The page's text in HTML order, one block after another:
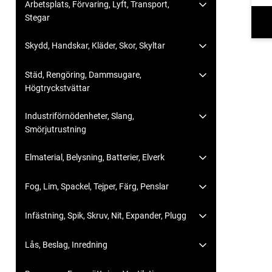
Arbetsplats, Förvaring, Lyft, Transport,
Stegar
Skydd, Handskar, Kläder, Skor, Skyltar
Städ, Rengöring, Dammsugare,
Högtryckstvättar
Industriförnödenheter, Slang,
Smörjutrustning
Elmaterial, Belysning, Batterier, Elverk
Fog, Lim, Spackel, Tejper, Färg, Penslar
Infästning, Spik, Skruv, Nit, Expander, Plugg
Lås, Beslag, Inredning